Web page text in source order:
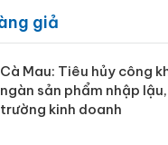
giả
khai hàng
lậu, bảo vệ môi